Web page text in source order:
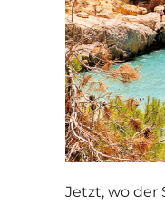
Jetzt, wo der